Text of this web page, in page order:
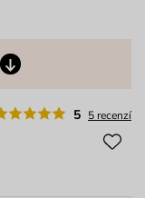
5 5 recenzí